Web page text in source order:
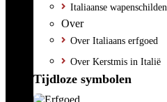
Italiaanse wapenschilden
Over
Over Italiaans erfgoed
Over Kerstmis in Italië
Tijdloze symbolen